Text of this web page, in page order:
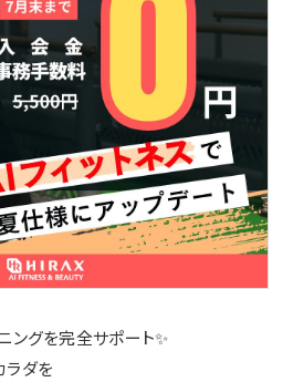
ングを完全サポート✨
ラダを